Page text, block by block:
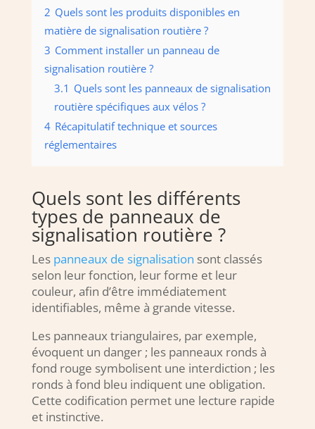
2 Quels sont les produits disponibles en
matière de signalisation routière ?
3 Comment installer un panneau de
signalisation routière ?
3.1 Quels sont les panneaux de signalisation
routière spécifiques aux vélos ?
4 Récapitulatif technique et sources
réglementaires
Quels sont les différents
types de panneaux de
signalisation routière ?
Les panneaux de signalisation sont classés
selon leur fonction, leur forme et leur
couleur, afin d’être immédiatement
identifiables, même à grande vitesse.
Les panneaux triangulaires, par exemple,
évoquent un danger ; les panneaux ronds à
fond rouge symbolisent une interdiction ; les
ronds à fond bleu indiquent une obligation.
Cette codification permet une lecture rapide
et instinctive.